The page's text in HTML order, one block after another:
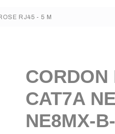
RJ45 - 5 M
CORDON
CAT7A
NE8MX-